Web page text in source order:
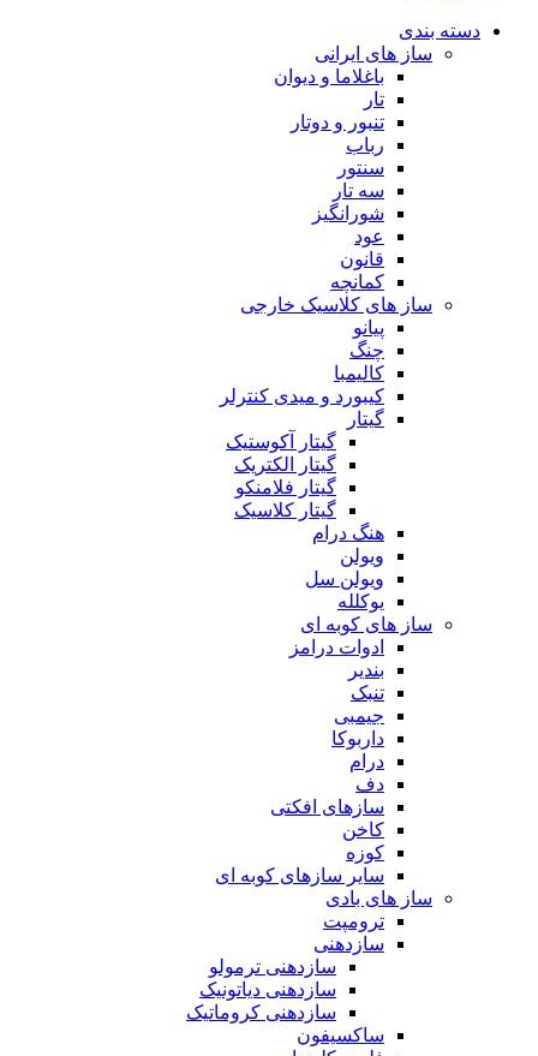
دسته بندی
ساز های ایرانی
باغلاما و دیوان
تار
تنبور و دوتار
رباب
سنتور
سه تار
شورانگیز
عود
قانون
کمانچه
ساز های کلاسیک خارجی
پیانو
چنگ
کالیمبا
کیبورد و میدی کنترلر
گیتار
گیتار آکوستیک
گیتار الکتریک
گیتار فلامنکو
گیتار کلاسیک
هنگ درام
ویولن
ویولن سل
یوکلله
ساز های کوبه ای
ادوات درامز
بندیر
تنبک
جیمبی
داربوکا
درام
دف
سازهای افکتی
کاخن
کوزه
سایر سازهای کوبه ای
ساز های بادی
ترومپت
سازدهنی
سازدهنی ترمولو
سازدهنی دیاتونیک
سازدهنی کروماتیک
ساکسیفون